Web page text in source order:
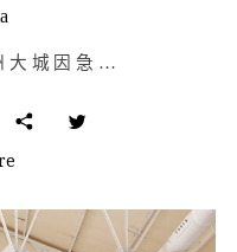
在當下，當許多亞洲大城因急速發展而變得越來越不宜居，人們於其中工作、購物、生活，返轉在各種各樣的空間…